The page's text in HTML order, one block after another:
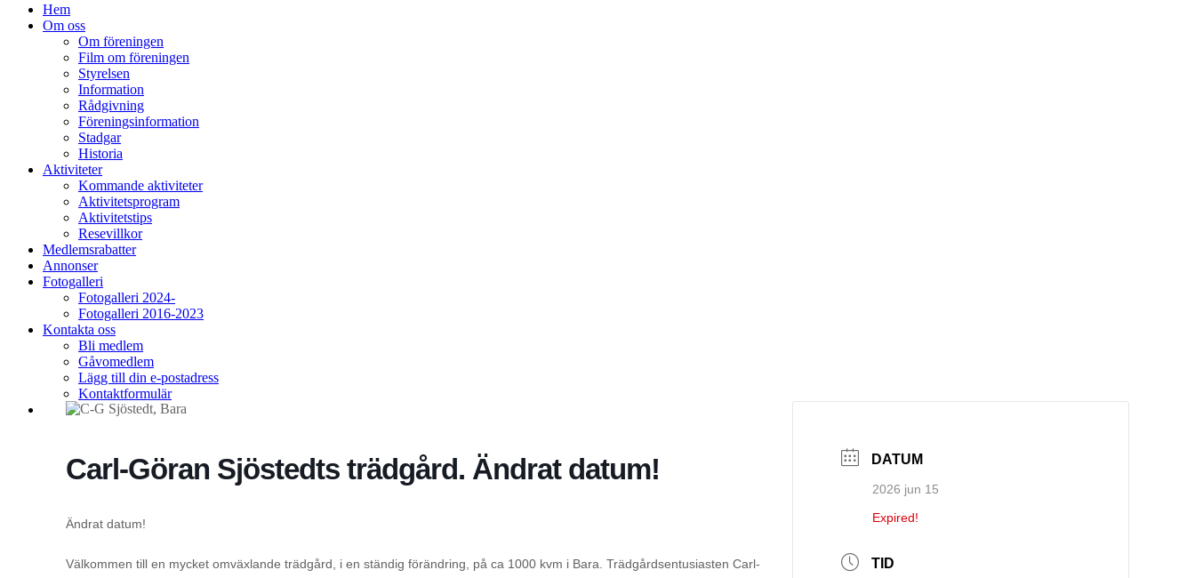
Hem
Om oss
Om föreningen
Film om föreningen
Styrelsen
Information
Rådgivning
Föreningsinformation
Stadgar
Historia
Aktiviteter
Kommande aktiviteter
Aktivitetsprogram
Aktivitetstips
Resevillkor
Medlemsrabatter
Annonser
Fotogalleri
Fotogalleri 2024-
Fotogalleri 2016-2023
Kontakta oss
Bli medlem
Gåvomedlem
Lägg till din e-postadress
Kontaktformulär
Carl-Göran Sjöstedts trädgård. Ändrat datum!
Ändrat datum!
Välkommen till en mycket omväxlande trädgård, i en ständig förändring, på ca 1000 kvm i Bara. Trädgårdsentusiasten Carl-
DATUM
2026 jun 15
Expired!
TID